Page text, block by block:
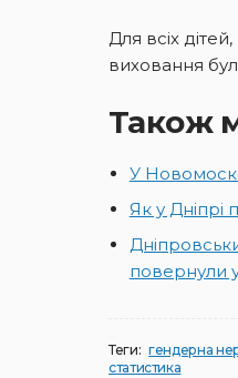
Для всіх
виховання
Також
У
Як у Дніпрі
повернули
Теги: гендерна
статистика